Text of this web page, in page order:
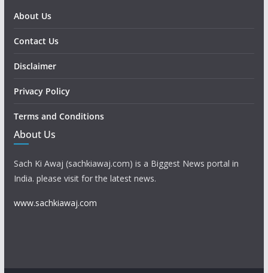
About Us
Contact Us
Disclaimer
Privacy Policy
Terms and Conditions
About Us
Sach Ki Awaj (sachkiawaj.com) is a Biggest News portal in
India. please visit for the latest news.
www.sachkiawaj.com